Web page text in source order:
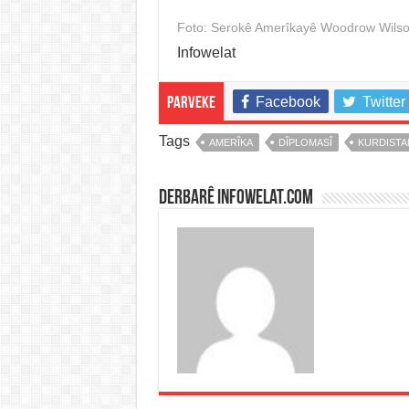
Foto: Serokê Amerîkayê Woodrow
Infowelat
Parveke Facebook Twitter
Tags AMERÎKA DÎPLOMASÎ
Derbarê infowelat.com